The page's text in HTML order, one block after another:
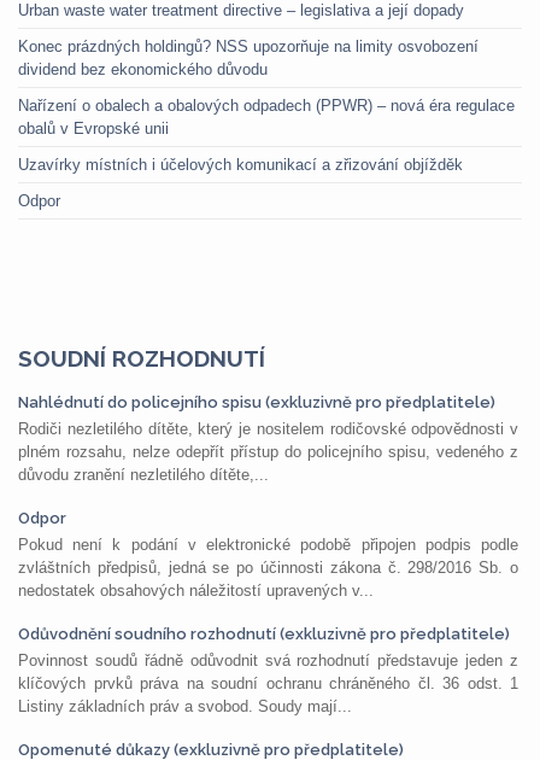
Urban waste water treatment directive – legislativa a její dopady
Konec prázdných holdingů? NSS upozorňuje na limity osvobození
dividend bez ekonomického důvodu
Nařízení o obalech a obalových odpadech (PPWR) – nová éra regulace
obalů v Evropské unii
Uzavírky místních i účelových komunikací a zřizování objížděk
Odpor
SOUDNÍ ROZHODNUTÍ
Nahlédnutí do policejního spisu (exkluzivně pro předplatitele)
Rodiči nezletilého dítěte, který je nositelem rodičovské odpovědnosti v
plném rozsahu, nelze odepřít přístup do policejního spisu, vedeného z
důvodu zranění nezletilého dítěte,...
Odpor
Pokud není k podání v elektronické podobě připojen podpis podle
zvláštních předpisů, jedná se po účinnosti zákona č. 298/2016 Sb. o
nedostatek obsahových náležitostí upravených v...
Odůvodnění soudního rozhodnutí (exkluzivně pro předplatitele)
Povinnost soudů řádně odůvodnit svá rozhodnutí představuje jeden z
klíčových prvků práva na soudní ochranu chráněného čl. 36 odst. 1
Listiny základních práv a svobod. Soudy mají...
Opomenuté důkazy (exkluzivně pro předplatitele)